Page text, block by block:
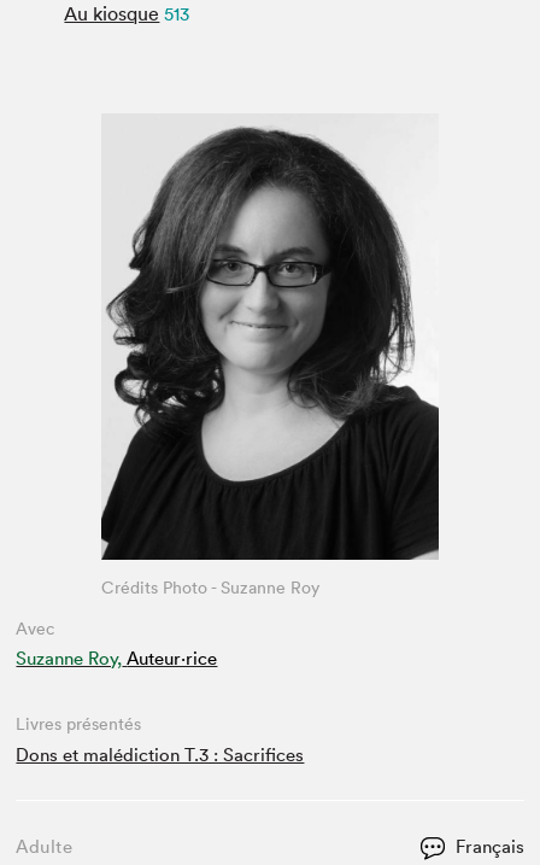
Espace exposant⋅e⋅s
Archives
Au kiosque 513
Avec
Suzanne Roy, Auteur·rice
Crédits Photo - Suzanne Roy
Livres présentés
Dons et malédiction T.3 : Sacrifices
Adulte Français